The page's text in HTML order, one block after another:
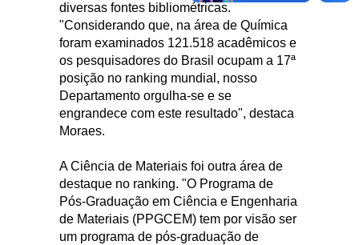
diversas fontes bibliométricas.
"Considerando que, na área de Química
foram examinados 121.518 acadêmicos e
os pesquisadores do Brasil ocupam a 17ª
posição no ranking mundial, nosso
Departamento orgulha-se e se
engrandece com este resultado", destaca
Moraes.
A Ciência de Materiais foi outra área de
destaque no ranking. "O Programa de
Pós-Graduação em Ciência e Engenharia
de Materiais (PPGCEM) tem por visão ser
um programa de pós-graduação de